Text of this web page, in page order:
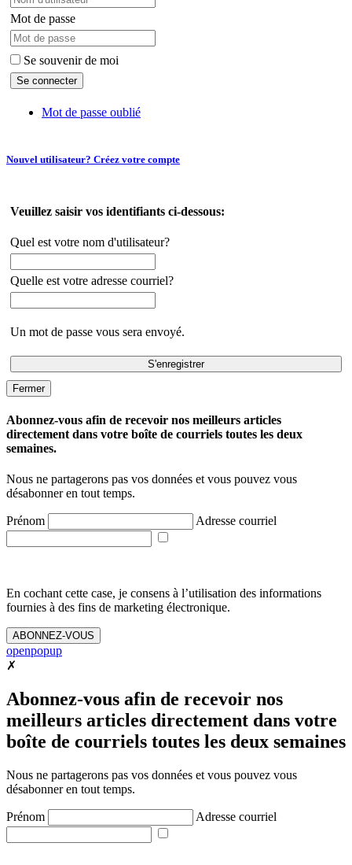
Mot de passe
Se souvenir de moi
Mot de passe oublié
Nouvel utilisateur? Créez votre compte
Veuillez saisir vos identifiants ci-dessous:
Quel est votre nom d'utilisateur?
Quelle est votre adresse courriel?
Un mot de passe vous sera envoyé.
Fermer
Abonnez-vous afin de recevoir nos meilleurs articles
directement dans votre boîte de courriels toutes les deux
semaines.
Nous ne partagerons pas vos données et vous pouvez vous
désabonner en tout temps.
Prénom Adresse courriel
En cochant cette case, je consens à l’utilisation des informations
fournies à des fins de marketing électronique.
ABONNEZ-VOUS
openpopup
✗
Abonnez-vous afin de recevoir nos
meilleurs articles directement dans votre
boîte de courriels toutes les deux semaines
Nous ne partagerons pas vos données et vous pouvez vous
désabonner en tout temps.
Prénom Adresse courriel